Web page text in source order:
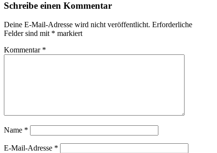
Schreibe einen Kommentar
Deine E-Mail-Adresse wird nicht veröffentlicht. Erforderliche
Felder sind mit * markiert
Kommentar *
Name *
E-Mail-Adresse *